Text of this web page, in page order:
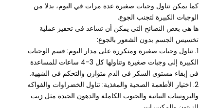
كما يمكن تناول وجبات صغيرة عدة مرات في اليوم، بدلا من
الوجبات الكبيرة لتجنب الجوع.
ها هي بعض النصائح التي يمكن أن تساعد في تحفيز عملية
تخسيس الجسم بدون الشعور بالجوع:
1. تناول وجبات صغيرة ومتكررة على مدار اليوم: قسم الوجبات
الكبيرة إلى وجبات صغيرة وتناولها كل 3-4 ساعات للمساعدة
في إبقاء مستوى السكر في الدم متوازن والتحكم في الشهية.
2. اختيار الأطعمة الصحية والمغذية: تناول الخضراوات والفواكه
والبروتينات النباتية والحبوب الكاملة والدهون الجيدة مثل زيت